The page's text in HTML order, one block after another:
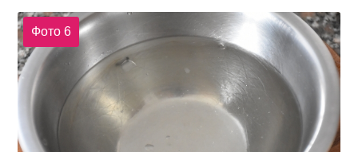
Фото 6